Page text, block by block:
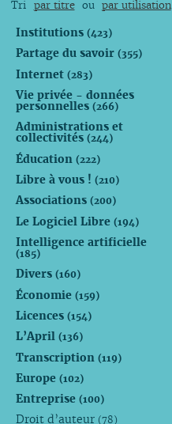
Tri par titre ou par utilisation
Institutions (423)
Partage du savoir (355)
Internet (283)
Vie privée - données
personnelles (266)
Administrations et
collectivités (244)
Éducation (222)
Libre à vous ! (210)
Associations (200)
Le Logiciel Libre (194)
Intelligence artificielle
(185)
Divers (160)
Économie (159)
Licences (154)
L’April (136)
Transcription (119)
Europe (102)
Entreprise (100)
Droit d’auteur (78)